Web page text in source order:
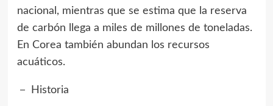
nacional, mientras que se estima que la reserva
de carbón llega a miles de millones de toneladas.
En Corea también abundan los recursos
acuáticos.
－ Historia